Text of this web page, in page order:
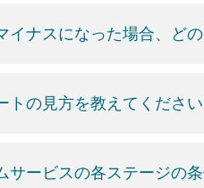
イナスになった場合、ど
トの見方を教えてください
サービスの各ステージの